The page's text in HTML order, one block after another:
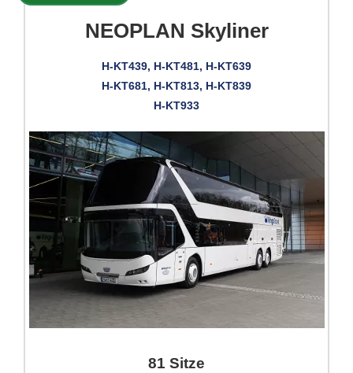
NEOPLAN Skyliner
H-KT439, H-KT481, H-KT639
H-KT681, H-KT813, H-KT839
H-KT933
81 Sitze